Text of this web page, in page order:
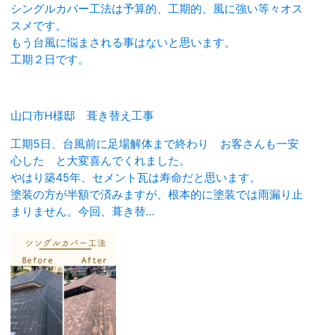
シングルカバー工法は予算的、工期的、風に強い等々オス
スメです。
もう台風に悩まされる事はないと思います。
工期２日です。
山口市H様邸 葺き替え工事
工期5日、台風前に足場解体まで終わり お客さんも一安
心した と大変喜んでくれました。
やはり築45年、セメント瓦は寿命だと思います。
塗装の方が半額で済みますが、根本的に塗装では雨漏り止
まりません。今回、葺き替…